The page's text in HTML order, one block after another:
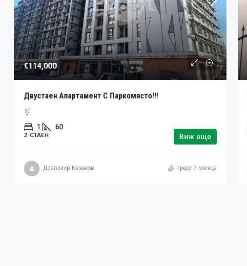
€114,000
Двустаен Апартамент С Паркомясто!!!
1 60
2-СТАЕН Виж още
Драгомир Казаков преди 7 месеца